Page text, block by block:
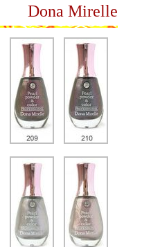
Dona Mirelle